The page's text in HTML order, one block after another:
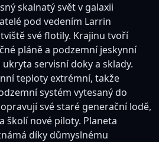
skalnatý svět v galaxii
pod vedením Larrin
své flotily. Krajinu tvoří
pláně a podzemní jeskynní
servisní doky a sklady.
teploty extrémní, takže
systém vytesaný do
své staré generační lodě,
školí nové piloty. Planeta
díky důmyslnému